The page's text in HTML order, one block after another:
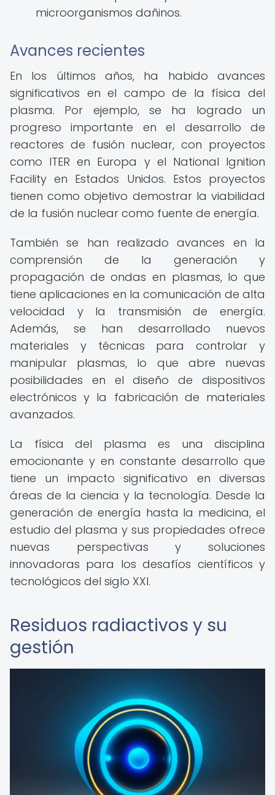
microorganismos dañinos.
Avances recientes
En los últimos años, ha habido avances
significativos en el campo de la física del
plasma. Por ejemplo, se ha logrado un
progreso importante en el desarrollo de
reactores de fusión nuclear, con proyectos
como ITER en Europa y el National Ignition
Facility en Estados Unidos. Estos proyectos
tienen como objetivo demostrar la viabilidad
de la fusión nuclear como fuente de energía.
También se han realizado avances en la
comprensión de la generación y
propagación de ondas en plasmas, lo que
tiene aplicaciones en la comunicación de alta
velocidad y la transmisión de energía.
Además, se han desarrollado nuevos
materiales y técnicas para controlar y
manipular plasmas, lo que abre nuevas
posibilidades en el diseño de dispositivos
electrónicos y la fabricación de materiales
avanzados.
La física del plasma es una disciplina
emocionante y en constante desarrollo que
tiene un impacto significativo en diversas
áreas de la ciencia y la tecnología. Desde la
generación de energía hasta la medicina, el
estudio del plasma y sus propiedades ofrece
nuevas perspectivas y soluciones
innovadoras para los desafíos científicos y
tecnológicos del siglo XXI.
Residuos radiactivos y su
gestión